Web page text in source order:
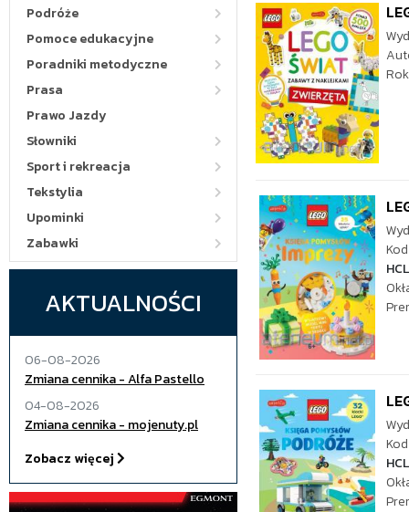
Podróże
Pomoce edukacyjne
Poradniki metodyczne
Prasa
Prawo Jazdy
Słowniki
Sport i rekreacja
Tekstylia
Upominki
Zabawki
AKTUALNOŚCI
06-08-2026
Zmiana cennika - Alfa Pastello
04-08-2026
Zmiana cennika - mojenuty.pl
Zobacz więcej